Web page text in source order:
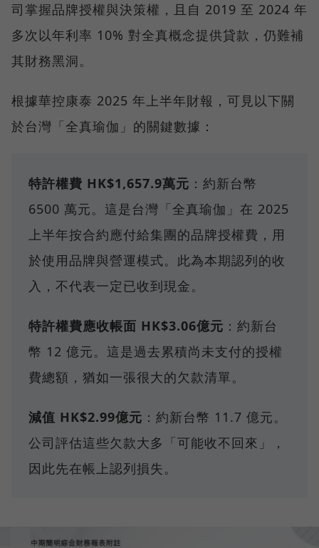
司掌握品牌授權與決策權，且自 2019 至 2024 年
多次以年利率 10% 對全真概念提供貸款，仍難補
其財務黑洞。
根據華控康泰 2025 年上半年財報，可見以下關
於台灣「全真瑜伽」的關鍵數據：
特許權費 HK$1,657.9萬元 ：約新台幣
6500 萬元。這是台灣「全真瑜伽」在 2025
上半年按合約應付給集團的品牌授權費，用
於使用品牌與營運模式。此為本期認列的收
入，不代表一定已收到現金。
特許權費應收帳面 HK$3.06億元 ：約新台
幣 12 億元。這是過去累積尚未支付的授權
費總額，猶如一張很大的欠款清單。
減值 HK$2.99億元 ：約新台幣 11.7 億元。
公司評估這些欠款大多「可能收不回來」，
因此先在帳上認列損失。